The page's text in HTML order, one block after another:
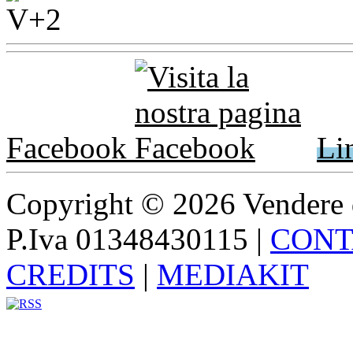
Facebook
Copyright © 2026
P.Iva 01348430115 |
CREDITS | MEDIAKIT